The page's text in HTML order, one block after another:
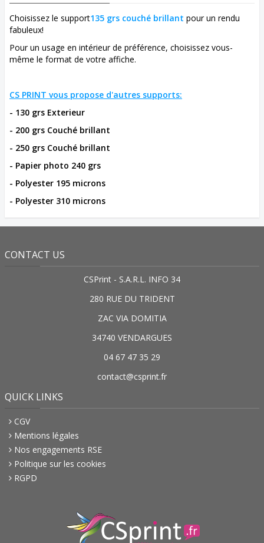
Choisissez le support135 grs couché brillant pour un rendu
fabuleux!
Pour un usage en intérieur de préférence, choisissez vous-
même le format de votre affiche.
CS PRINT vous propose d'autres supports:
- 130 grs Exterieur
- 200 grs Couché brillant
- 250 grs Couché brillant
- Papier photo 240 grs
- Polyester 195 microns
- Polyester 310 microns
CONTACT US
CSPrint - S.A.R.L. INFO 34
280 RUE DU TRIDENT
ZAC VIA DOMITIA
34740 VENDARGUES
04 67 47 35 29
contact@csprint.fr
QUICK LINKS
CGV
Mentions légales
Nos engagements RSE
Politique sur les cookies
RGPD